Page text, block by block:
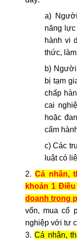
a)
năng
hành vi
thức,
b)
bị tạm
chấp
cai
hoặc
cấm
c) Các
luật có
2.Cá nhân,
khoản 1
doanh trong
vốn, mua cổ
nghiệp với tư
3.Cá nhân,